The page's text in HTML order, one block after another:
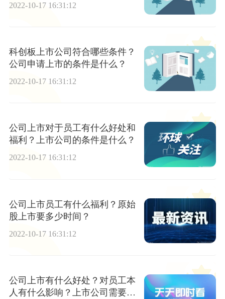
2022-10-17 16:31:12
科创板上市公司符合哪些条件？
公司申请上市的条件是什么？
2022-10-17 16:31:12
公司上市对于员工有什么好处和
福利？上市公司的条件是什么？
2022-10-17 16:31:12
公司上市员工有什么福利？原始
股上市要多少时间？
2022-10-17 16:31:12
公司上市有什么好处？对员工本
人有什么影响？上市公司需要多